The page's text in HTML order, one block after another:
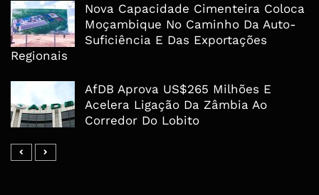
Nova Capacidade Cimenteira Coloca
Moçambique No Caminho Da Auto-
Suficiência E Das Exportações
Regionais
AfDB Aprova US$265 Milhões E
Acelera Ligação Da Zâmbia Ao
Corredor Do Lobito